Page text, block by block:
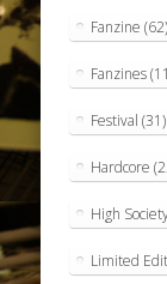
Fanzine (62)
Fanzines
Festival (31)
Hardcore
High
Limited